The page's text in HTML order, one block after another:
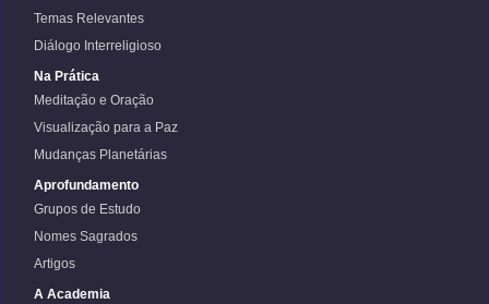
Temas Relevantes
Diálogo Interreligioso
Na Prática
Meditação e Oração
Visualização para a Paz
Mudanças Planetárias
Aprofundamento
Grupos de Estudo
Nomes Sagrados
Artigos
A Academia